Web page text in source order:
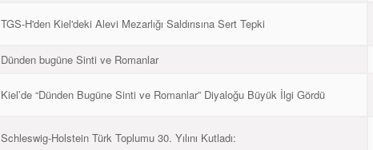
TGS-H'den Kiel'deki Alevi Mezarlığı Saldırısına Sert Tepki
Dünden bugüne Sinti ve Romanlar
Kiel’de “Dünden Bugüne Sinti ve Romanlar” Diyaloğu Büyük İlgi Gördü
Schleswig-Holstein Türk Toplumu 30. Yılını Kutladı: